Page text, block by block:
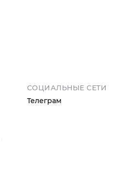
СОЦИАЛЬНЫЕ СЕТИ
Телеграм